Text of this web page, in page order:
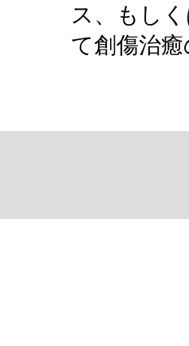
ス、もし
て創傷治